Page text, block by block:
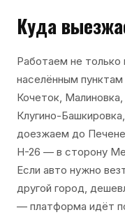
Куда
Работаем не только
населённым пунктам
Кочеток,
Клугино-
доезжаем до
Н-26 — в сторону
Если авто нужно
другой город,
— платформа идёт